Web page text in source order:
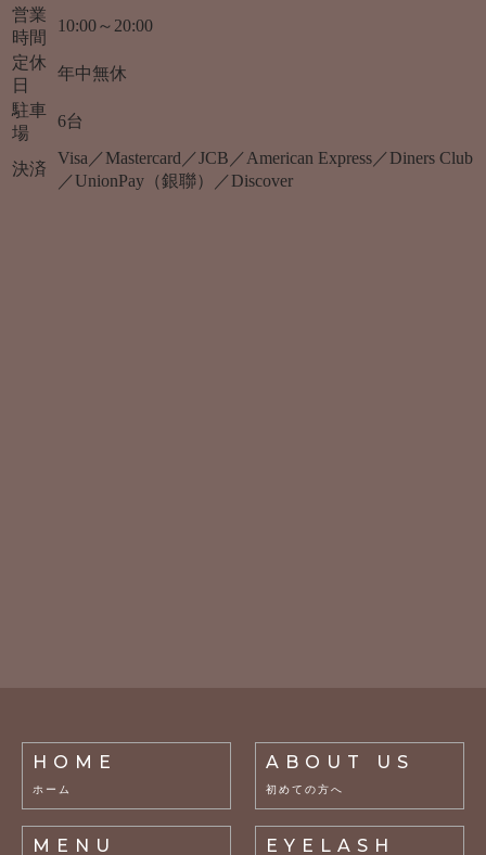
営業
時間
10:00～20:00
定休
日
年中無休
駐車
場
6台
決済
Visa／Mastercard／JCB／American Express／Diners Club
／UnionPay（銀聯）／Discover
HOME
ホーム
ABOUT US
初めての方へ
MENU EYELASH